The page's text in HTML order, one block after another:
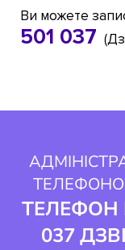
Ви можете
501 037
ТЕЛЕФОН
037